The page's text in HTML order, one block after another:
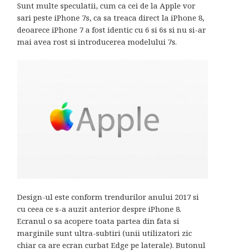
Sunt multe speculatii, cum ca cei de la Apple vor
sari peste iPhone 7s, ca sa treaca direct la iPhone 8,
deoarece iPhone 7 a fost identic cu 6 si 6s si nu si-ar
mai avea rost si introducerea modelului 7s.
Design-ul este conform trendurilor anului 2017 si
cu ceea ce s-a auzit anterior despre iPhone 8.
Ecranul o sa acopere toata partea din fata si
marginile sunt ultra-subtiri (unii utilizatori zic
chiar ca are ecran curbat Edge pe laterale). Butonul